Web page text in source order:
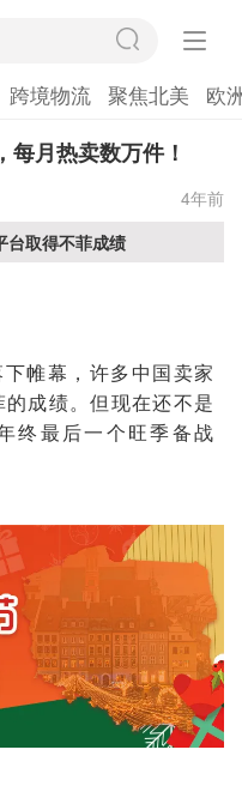
跨境物流 聚焦北美 欧
月热卖数万件！
4年前
取得不菲成绩
帷幕，许多中国卖家
成绩。但现在还不是
终最后一个旺季备战